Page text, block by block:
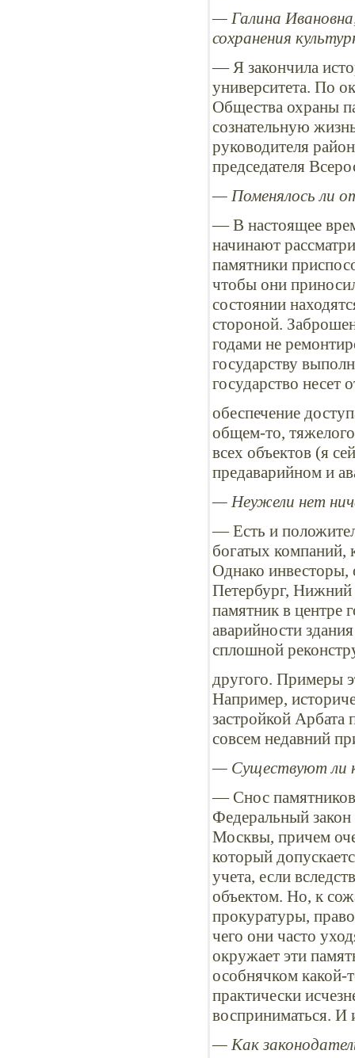
— Галина
сохранения
— Я закончила
университета. По
Общества охраны
сознательную
руководителя
председателя
— Поменялось ли
— В настоящее
начинают
памятники
чтобы они
состоянии
стороной.
годами не
государству
государство несет
обеспечение
общем-то,
всех объектов (я
предаварийном и
— Неужели нет
— Есть и
богатых компаний,
Однако инвесторы,
Петербург, Нижний
памятник в центре
аварийности
сплошной
другого. Примеры
Например,
застройкой Арбата
совсем недавний
— Существуют ли
— Снос
Федеральный закон
Москвы, причем
который
учета, если
объектом. Но, к
прокуратуры,
чего они часто
окружает эти
особнячком
практически
восприниматься. И
— Как